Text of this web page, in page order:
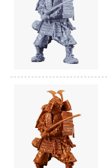
シリーズ
ーンズレッド